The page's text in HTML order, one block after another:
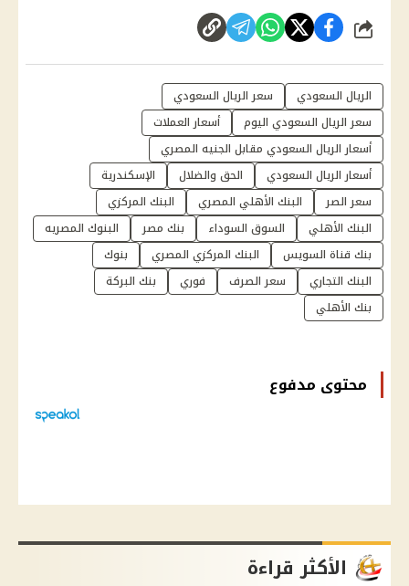
شارك
الريال السعودي
سعر الريال السعودي
سعر الريال السعودي اليوم
أسعار العملات
أسعار الريال السعودي مقابل الجنيه المصري
أسعار الريال السعودي
الحق والضلال
الإسكندرية
سعر الصر
البنك الأهلي المصري
البنك المركزي
البنك الأهلي
السوق السوداء بنك مصر
البنوك المصريه
بنك قناة السويس
البنك المركزي المصري
بنوك
البنك التجاري
سعر الصرف فوري
بنك البركة
بنك الأهلي
محتوى مدفوع
الأكثر قراءة